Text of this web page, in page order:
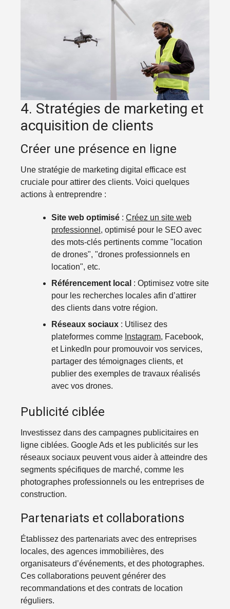
4. Stratégies de marketing et
acquisition de clients
Créer une présence en ligne
Une stratégie de marketing digital efficace est
cruciale pour attirer des clients. Voici quelques
actions à entreprendre :
Site web optimisé : Créez un site web
professionnel , optimisé pour le SEO avec
des mots-clés pertinents comme "location
de drones", "drones professionnels en
location", etc.
Référencement local : Optimisez votre site
pour les recherches locales afin d’attirer
des clients dans votre région.
Réseaux sociaux : Utilisez des
plateformes comme Instagram, Facebook,
et LinkedIn pour promouvoir vos services,
partager des témoignages clients, et
publier des exemples de travaux réalisés
avec vos drones.
Publicité ciblée
Investissez dans des campagnes publicitaires en
ligne ciblées. Google Ads et les publicités sur les
réseaux sociaux peuvent vous aider à atteindre des
segments spécifiques de marché, comme les
photographes professionnels ou les entreprises de
construction.
Partenariats et collaborations
Établissez des partenariats avec des entreprises
locales, des agences immobilières, des
organisateurs d’événements, et des photographes.
Ces collaborations peuvent générer des
recommandations et des contrats de location
réguliers.